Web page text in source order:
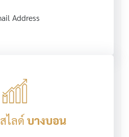
Address
ไลด์ บางบอน